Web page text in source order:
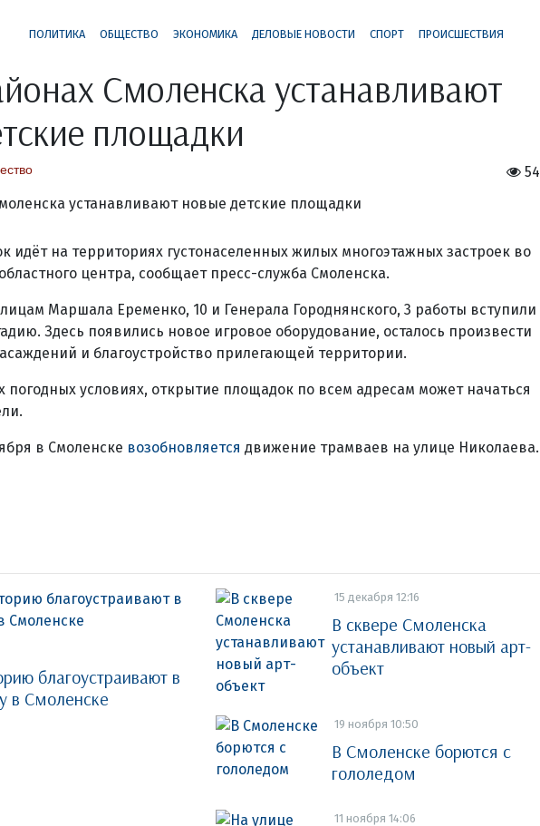
ПОЛИТИКА ОБЩЕСТВО ЭКОНОМИКА ДЕЛОВЫЕ НОВОСТИ СПОРТ ПРОИСШЕСТВИЯ
Смоленска устанавливают
площадки
54
идёт на территориях густонаселенных жилых многоэтажных застроек во
центра, сообщает пресс-служба Смоленска.
Маршала Еременко, 10 и Генерала Городнянского, 3 работы вступили
Здесь появились новое игровое оборудование, осталось произвести
и благоустройство прилегающей территории.
погодных условиях, открытие площадок по всем адресам может начаться
в Смоленске возобновляется движение трамваев на улице Николаева.
благоустраивают в
в Смоленске
15 декабря 12:16
В сквере Смоленска
устанавливают новый арт-
объект
19 ноября 10:50
В Смоленске борются с
гололедом
11 ноября 14:06